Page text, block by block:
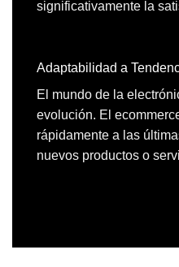
significativamente la
Adaptabilidad a
El mundo de la
evolución. El
rápidamente a las
nuevos productos o